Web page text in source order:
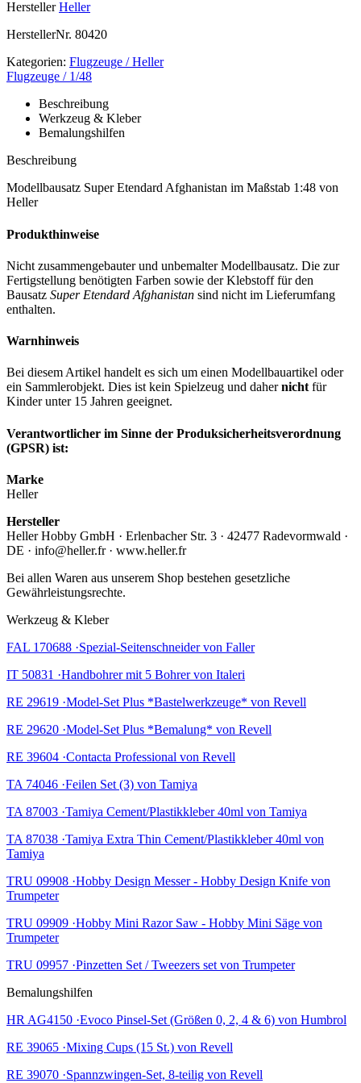
Hersteller Heller
HerstellerNr. 80420
Kategorien: Flugzeuge / Heller
Flugzeuge / 1/48
Beschreibung
Werkzeug & Kleber
Bemalungshilfen
Beschreibung
Modellbausatz Super Etendard Afghanistan im Maßstab 1:48 von
Heller
Produkthinweise
Nicht zusammengebauter und unbemalter Modellbausatz. Die zur
Fertigstellung benötigten Farben sowie der Klebstoff für den
Bausatz Super Etendard Afghanistan sind nicht im Lieferumfang
enthalten.
Warnhinweis
Bei diesem Artikel handelt es sich um einen Modellbauartikel oder
ein Sammlerobjekt. Dies ist kein Spielzeug und dahernicht für
Kinder unter 15 Jahren geeignet.
Verantwortlicher im Sinne der Produksicherheitsverordnung
(GPSR) ist:
Marke
Heller
Hersteller
Heller Hobby GmbH · Erlenbacher Str. 3 · 42477 Radevormwald ·
DE · info@heller.fr · www.heller.fr
Bei allen Waren aus unserem Shop bestehen gesetzliche
Gewährleistungsrechte.
Werkzeug & Kleber
FAL 170688 ·Spezial-Seitenschneider von Faller
IT 50831 ·Handbohrer mit 5 Bohrer von Italeri
RE 29619 ·Model-Set Plus *Bastelwerkzeuge* von Revell
RE 29620 ·Model-Set Plus *Bemalung* von Revell
RE 39604 ·Contacta Professional von Revell
TA 74046 ·Feilen Set (3) von Tamiya
TA 87003 ·Tamiya Cement/Plastikkleber 40ml von Tamiya
TA 87038 ·Tamiya Extra Thin Cement/Plastikkleber 40ml von
Tamiya
TRU 09908 ·Hobby Design Messer - Hobby Design Knife von
Trumpeter
TRU 09909 ·Hobby Mini Razor Saw - Hobby Mini Säge von
Trumpeter
TRU 09957 ·Pinzetten Set / Tweezers set von Trumpeter
Bemalungshilfen
HR AG4150 ·Evoco Pinsel-Set (Größen 0, 2, 4 & 6) von Humbrol
RE 39065 ·Mixing Cups (15 St.) von Revell
RE 39070 ·Spannzwingen-Set, 8-teilig von Revell